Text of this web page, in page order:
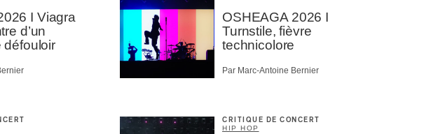
I Viagra
d’un
défouloir
OSHEAGA 2026 I
Turnstile, fièvre
technicolore
Par Marc-Antoine Bernier
CRITIQUE DE CONCERT
HIP HOP